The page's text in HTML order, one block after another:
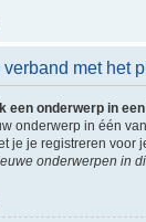
met het
een onderwerp in
onderwerp in één
je je registreren voor
onderwerpen in